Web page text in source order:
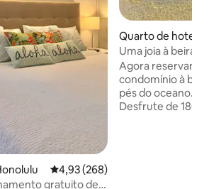
4,93 de uma avaliação média de
4,93 (268)
gratuito de
Quarto de hotel ⋅
Uma joia à beira-
deslumbrantes.
Agora
condomínio à
pés do oceano. Seu quintal é o oceano.
Desfrute de